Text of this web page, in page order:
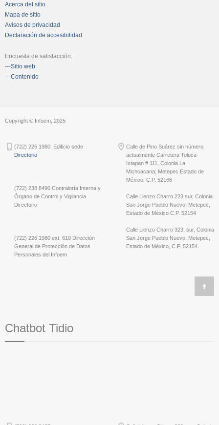
Acerca del sitio
Mapa de sitio
Avisos de privacidad
Declaración de accesibilidad
Encuesta de satisfacción:
---Sitio web
---Contenido
Copyright © Infoem, 2025
(722) 226 1980. Edificio sede
Directorio
(722) 238 8490 Contraloría Interna y
Órgano de Control y Vigilancia
Directorio
(722) 226 1980 ext. 610 Dirección
General de Protección de Datos
Personales del Infoem
Calle de Pino Suárez sin número,
actualmente Carretera Toluca-
Ixtapan # 111, Colonia La
Michoacana; Metepec Estado de
México, C.P. 52166
Calle Lienzo Charro 223 sur, Colonia
San Jorge Pueblo Nuevo, Metepec,
Estado de México C.P. 52154
Calle Lienzo Charro 323, sur, Colonia
San Jorge Pueblo Nuevo, Metepec,
Estado de México, C.P. 52154.
Chatbot Tidio